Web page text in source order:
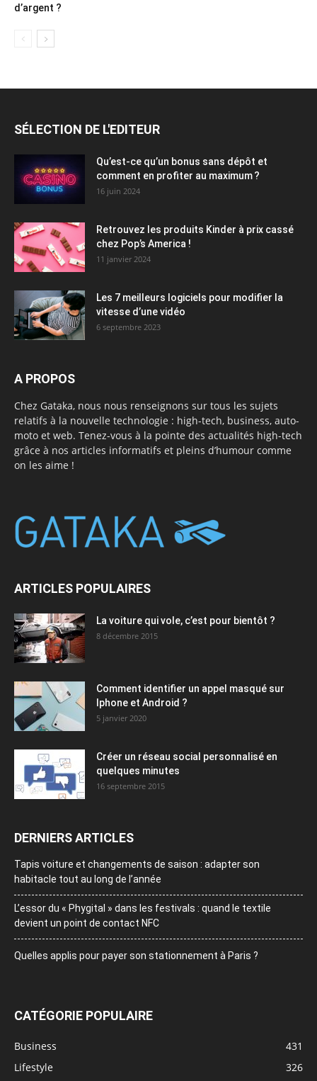
d’argent ?
SÉLECTION DE L'EDITEUR
Qu’est-ce qu’un bonus sans dépôt et
comment en profiter au maximum ?
16 juin 2024
Retrouvez les produits Kinder à prix cassé
chez Pop’s America !
11 janvier 2024
Les 7 meilleurs logiciels pour modifier la
vitesse d’une vidéo
6 septembre 2023
A PROPOS
Chez Gataka, nous nous renseignons sur tous les sujets
relatifs à la nouvelle technologie : high-tech, business, auto-
moto et web. Tenez-vous à la pointe des actualités high-tech
grâce à nos articles informatifs et pleins d’humour comme
on les aime !
ARTICLES POPULAIRES
La voiture qui vole, c’est pour bientôt ?
8 décembre 2015
Comment identifier un appel masqué sur
Iphone et Android ?
5 janvier 2020
Créer un réseau social personnalisé en
quelques minutes
16 septembre 2015
DERNIERS ARTICLES
Tapis voiture et changements de saison : adapter son
habitacle tout au long de l’année
L’essor du « Phygital » dans les festivals : quand le textile
devient un point de contact NFC
Quelles applis pour payer son stationnement à Paris ?
CATÉGORIE POPULAIRE
Business
431
Lifestyle
326